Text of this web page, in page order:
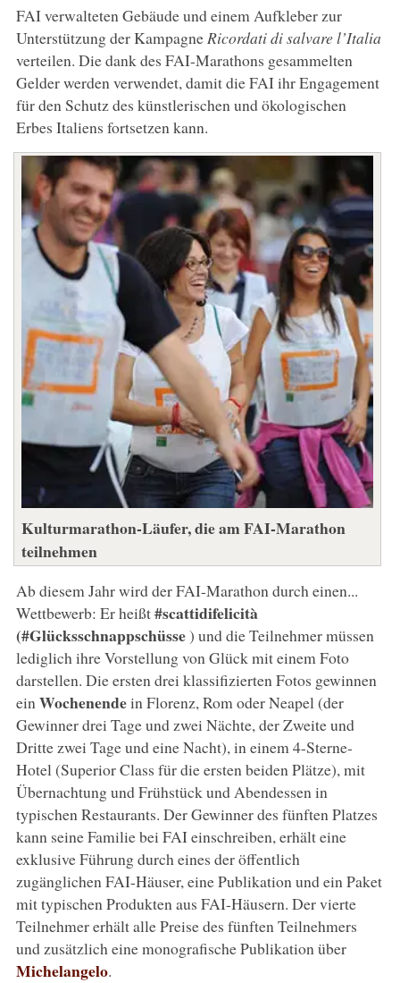
FAI verwalteten Gebäude und einem Aufkleber zur
Unterstützung der Kampagne Ricordati di salvare l’Italia
verteilen. Die dank des FAI-Marathons gesammelten
Gelder werden verwendet, damit die FAI ihr Engagement
für den Schutz des künstlerischen und ökologischen
Erbes Italiens fortsetzen kann.
Kulturmarathon-Läufer, die am FAI-Marathon
teilnehmen
Ab diesem Jahr wird der FAI-Marathon durch einen...
Wettbewerb: Er heißt#scattidifelicità
(#Glücksschnappschüsse) und die Teilnehmer müssen
lediglich ihre Vorstellung von Glück mit einem Foto
darstellen. Die ersten drei klassifizierten Fotos gewinnen
ein Wochenendein Florenz, Rom oder Neapel (der
Gewinner drei Tage und zwei Nächte, der Zweite und
Dritte zwei Tage und eine Nacht), in einem 4-Sterne-
Hotel (Superior Class für die ersten beiden Plätze), mit
Übernachtung und Frühstück und Abendessen in
typischen Restaurants. Der Gewinner des fünften Platzes
kann seine Familie bei FAI einschreiben, erhält eine
exklusive Führung durch eines der öffentlich
zugänglichen FAI-Häuser, eine Publikation und ein Paket
mit typischen Produkten aus FAI-Häusern. Der vierte
Teilnehmer erhält alle Preise des fünften Teilnehmers
und zusätzlich eine monografische Publikation über
Michelangelo.